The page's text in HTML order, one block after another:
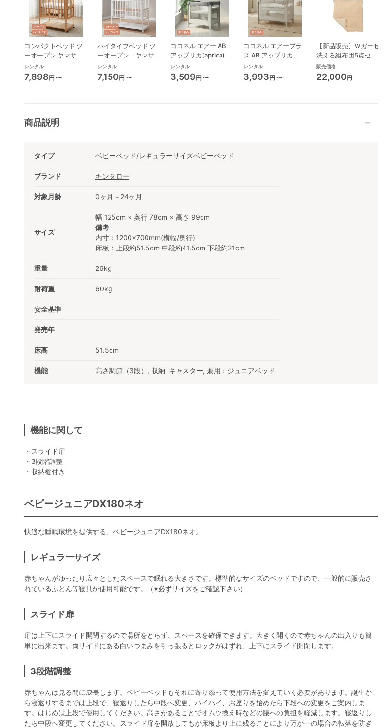
コンパクトベッド ツ
ーオープン ヤマサキ
(Yamasaki) ミニサイ
ズ/コンパクトベビー
ベッド
レンタル
7,898円 〜
ハイタイプベッド ツ
ーオープン ヤマサキ
(Yamasaki) レギュラ
ーサイズベビーベッド
レンタル
7,150円 〜
ココネル エアー AB
アップリカ(aprica) ミ
ニサイズ/コンパクト
ベビーベッド
レンタル
3,509円 〜
ココネル エアープラ
ス AB アップリカ
(aprica) ミニサイズ/
コンパクトベビーベッ
ド
レンタル
3,993円 〜
【新品販売】Ｗガーゼ
洗える組布団5点セッ
ト 70×120センチ マ
ットレス・布団 竹元
産興
販売価格
22,000円
商品説明
タイプ ベビーベッド/レギュラーサイズベビーベッド
ブランド キンタロー
対象月齢 0ヶ月～24ヶ月
サイズ
幅 125cm × 奥行 78cm × 高さ 99cm
備考
内寸：1200×700mm(横幅/奥行)
床板：上段約51.5cm 中段約41.5cm 下段約21cm
重量 26kg
耐荷重 60kg
安全基準
発売年
床高 51.5cm
機能 高さ調節（3段） , 収納, キャスター, 兼用：ジュニアベッド
機能に関して
・スライド扉
・3段階調整
・収納棚付き
ベビージュニアDX180ネオ
快適な睡眠環境を提供する、ベビージュニアDX180ネオ。
レギュラーサイズ
赤ちゃんがゆったり広々としたスペースで眠れる大きさです。標準的なサイズのベッドですので、一般的に販売さ
れているふとん等寝具が使用可能です。（※必ずサイズをご確認下さい）
スライド扉
扉は上下にスライド開閉するので場所をとらず、スペースを確保できます。大きく開くので赤ちゃんの出入りも簡
単に出来ます。両サイドにある白いつまみを引っ張るとロックがはずれ、上下にスライド開閉します。
3段階調整
赤ちゃんは見る間に成長します。ベビーベッドもそれに寄り添って使用方法を変えていく必要があります。誕生か
ら寝返りするまでは上段で、寝返りしたら中段へ変更、ハイハイ、お座りを始めたら下段への変更をご案内しま
す。はじめは上段で使用してください。高さがあることでオムツ換え時などの腰への負担を軽減します。寝返りし
たら中段へ変更してください。スライド扉を開放してもが床板より上に残ることにより万が一の場合の転落を防ぎ